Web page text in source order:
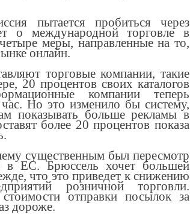
пытается пробиться через
о международной торговле в
меры, направленные на то,
онлайн.
торговые компании, такие
20 процентов своих каталогов
компании теперь
Но это изменило бы систему,
показывать больше рекламы в
более 20 процентов показа
существенным был пересмотр
в ЕС. Брюссель хочет большей
что это приведет к снижению
розничной торговли.
отправки посылок за
дороже.